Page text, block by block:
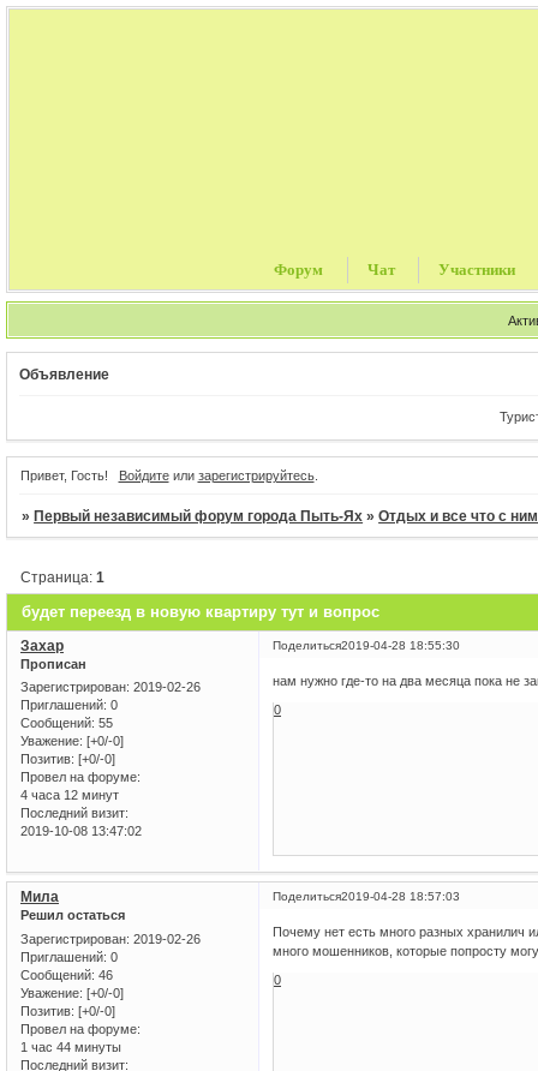
Форум Чат Участники
Объявление
Привет, Гость! Войдитеили зарегистрируйтесь.
»Первый независимый форум города Пыть-Ях »Отдых и все что с
будет переезд в новую квартиру тут и вопрос
Страница:1
Поделиться2019-04-28 18:55:30
Захар
Прописан
Зарегистрирован: 2019-02-26
Приглашений: 0
Сообщений: 55
Уважение: [+0/-0]
Позитив: [+0/-0]
Провел на форуме:
4 часа 12 минут
Последний визит:
2019-10-08 13:47:02
нам нужно где-то на два месяца пока не
0
Поделиться2019-04-28 18:57:03
Мила
Решил остаться
Зарегистрирован: 2019-02-26
Приглашений: 0
Сообщений: 46
Уважение: [+0/-0]
Позитив: [+0/-0]
Провел на форуме:
1 час 44 минуты
Последний визит:
Почему нет есть много разных хранилич
много мошенников, которые попросту
0